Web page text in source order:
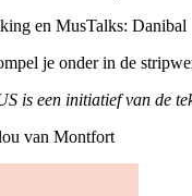
en MusTalks: Danibal
je onder in de
is een initiatief van de
van Montfort